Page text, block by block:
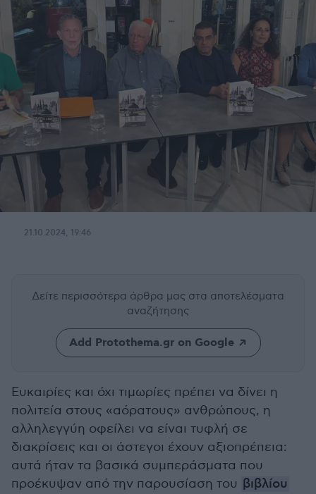
21.10.2024, 19:46
Δείτε περισσότερα άρθρα μας στα αποτελέσματα
αναζήτησης
Add Protothema.gr on Google
Ευκαιρίες και όχι τιμωρίες πρέπει να δίνει η
πολιτεία στους «αόρατους» ανθρώπους, η
αλληλεγγύη οφείλει να είναι τυφλή σε
διακρίσεις και οι άστεγοι έχουν αξιοπρέπεια:
αυτά ήταν τα βασικά συμπεράσματα που
προέκυψαν από την παρουσίαση του βιβλίου